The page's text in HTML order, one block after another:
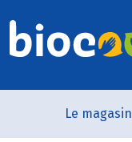
Le magasin